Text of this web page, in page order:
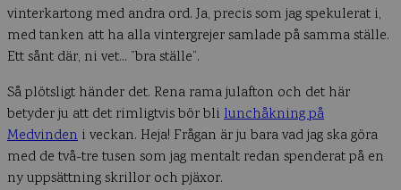
vinterkartong med andra ord. Ja, precis som jag spekulerat i,
med tanken att ha alla vintergrejer samlade på samma ställe.
Ett sånt där, ni vet… ”bra ställe”.
Så plötsligt händer det. Rena rama julafton och det här
betyder ju att det rimligtvis bör bli lunchåkning på
Medvinden i veckan. Heja! Frågan är ju bara vad jag ska göra
med de två-tre tusen som jag mentalt redan spenderat på en
ny uppsättning skrillor och pjäxor.